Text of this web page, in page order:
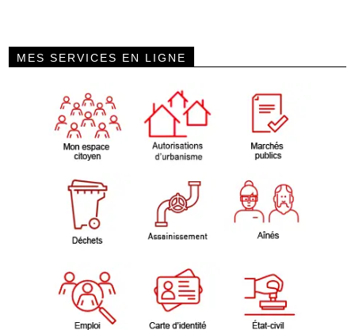
MES SERVICES EN LIGNE